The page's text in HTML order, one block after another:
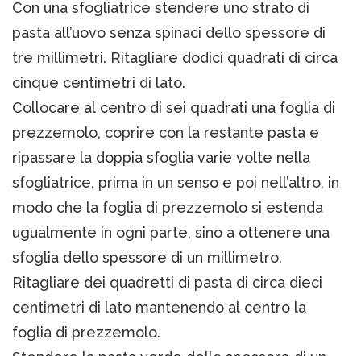
Con una sfogliatrice stendere uno strato di
pasta all’uovo senza spinaci dello spessore di
tre millimetri. Ritagliare dodici quadrati di circa
cinque centimetri di lato.
Collocare al centro di sei quadrati una foglia di
prezzemolo, coprire con la restante pasta e
ripassare la doppia sfoglia varie volte nella
sfogliatrice, prima in un senso e poi nell’altro, in
modo che la foglia di prezzemolo si estenda
ugualmente in ogni parte, sino a ottenere una
sfoglia dello spessore di un millimetro.
Ritagliare dei quadretti di pasta di circa dieci
centimetri di lato mantenendo al centro la
foglia di prezzemolo.